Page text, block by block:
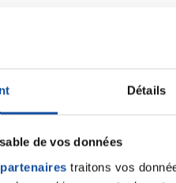
Détails
de vos données
traitons vos